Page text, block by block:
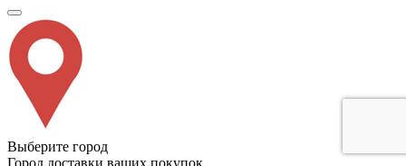
Выберите город
Город доставки ваших покупок